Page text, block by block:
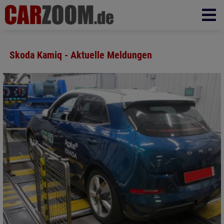
Skoda Kamiq - Aktuelle Meldungen